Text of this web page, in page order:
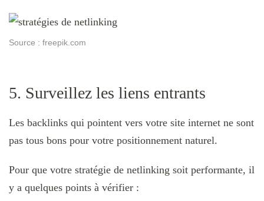
Source : freepik.com
5. Surveillez les liens entrants
Les backlinks qui pointent vers votre site internet ne sont
pas tous bons pour votre positionnement naturel.
Pour que votre stratégie de netlinking soit performante, il
y a quelques points à vérifier :